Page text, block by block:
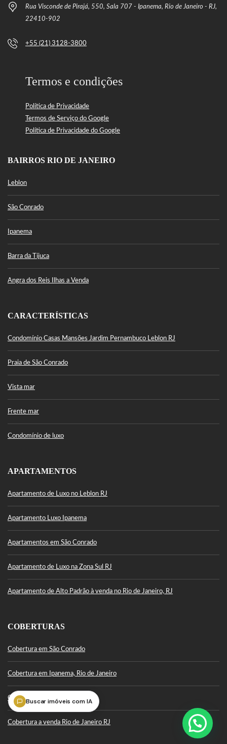
Rua Visconde de Pirajá, 550, Sala 707 - Ipanema, Rio de Janeiro - RJ,
22410-902
+55 (21) 3128-3800
Termos e condições
Política de Privacidade
Termos de Serviço do Google
Política de Privacidade do Google
BAIRROS RIO DE JANEIRO
Leblon
São Conrado
Ipanema
Barra da Tijuca
Angra dos Reis Ilhas a Venda
CARACTERÍSTICAS
Condomínio Casas Mansões Jardim Pernambuco Leblon RJ
Praia de São Conrado
Vista mar
Frente mar
Condomínio de luxo
APARTAMENTOS
Apartamento de Luxo no Leblon RJ
Apartamento Luxo Ipanema
Apartamentos em São Conrado
Apartamento de Luxo na Zona Sul RJ
Apartamento de Alto Padrão à venda no Rio de Janeiro, RJ
COBERTURAS
Cobertura em São Conrado
Cobertura em Ipanema, Rio de Janeiro
Cobertura Leblon
Cobertura a venda Rio de Janeiro RJ
Buscar imóveis com IA